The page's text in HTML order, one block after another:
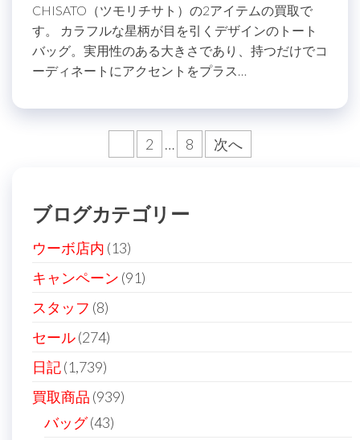
CHISATO（ツモリチサト）の2アイテムの買取で
す。 カラフルな星柄が目を引くデザインのトート
バッグ。実用性のある大きさであり、持つだけでコ
ーディネートにアクセントをプラス…
ー
ジ
送
り
2 … 8 次へ
ブログカテゴリー
ウーボ店内 (13)
キャンペーン (91)
スタッフ (8)
セール(274)
日記(1,739)
買取商品 (939)
バッグ(43)